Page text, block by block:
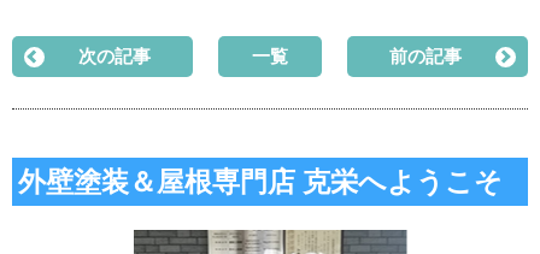
次の記事 一覧 前の記事
外壁塗装＆屋根専門店 克栄へようこそ